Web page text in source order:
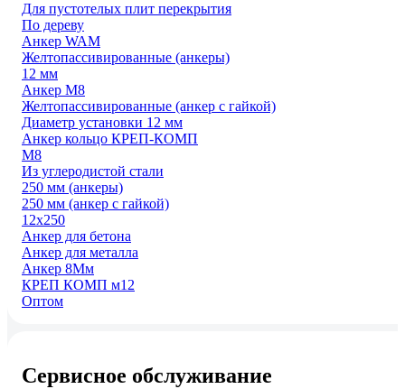
Для пустотелых плит перекрытия
По дереву
Анкер WAM
Желтопассивированные (анкеры)
12 мм
Анкер М8
Желтопассивированные (анкер с гайкой)
Диаметр установки 12 мм
Анкер кольцо КРЕП-КОМП
М8
Из углеродистой стали
250 мм (анкеры)
250 мм (анкер с гайкой)
12х250
Анкер для бетона
Анкер для металла
Анкер 8Мм
КРЕП КОМП м12
Оптом
Сервисное обслуживание